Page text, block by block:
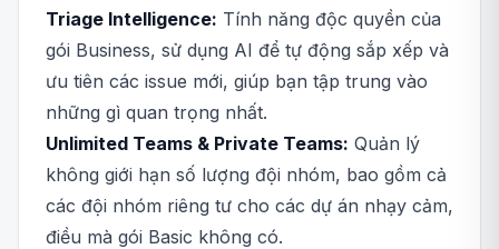
Triage Intelligence: Tính năng độc quyền của
gói Business, sử dụng AI để tự động sắp xếp và
ưu tiên các issue mới, giúp bạn tập trung vào
những gì quan trọng nhất.
Unlimited Teams & Private Teams: Quản lý
không giới hạn số lượng đội nhóm, bao gồm cả
các đội nhóm riêng tư cho các dự án nhạy cảm,
điều mà gói Basic không có.